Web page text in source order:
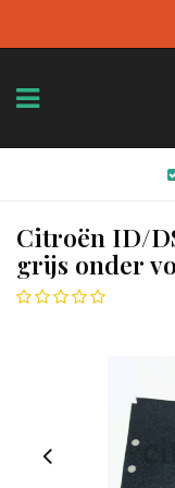
Citroën ID/
grijs onder